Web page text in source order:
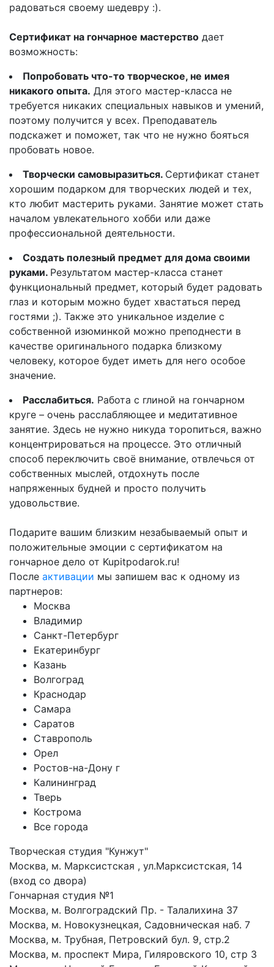
радоваться своему шедевру :).
Сертификат на гончарное мастерство дает
возможность:
Попробовать что-то творческое, не имея
никакого опыта. Для этого мастер-класса не
требуется никаких специальных навыков и умений,
поэтому получится у всех. Преподаватель
подскажет и поможет, так что не нужно бояться
пробовать новое.
Творчески самовыразиться. Сертификат станет
хорошим подарком для творческих людей и тех,
кто любит мастерить руками. Занятие может стать
началом увлекательного хобби или даже
профессиональной деятельности.
Создать полезный предмет для дома своими
руками. Результатом мастер-класса станет
функциональный предмет, который будет радовать
глаз и которым можно будет хвастаться перед
гостями ;). Также это уникальное изделие с
собственной изюминкой можно преподнести в
качестве оригинального подарка близкому
человеку, которое будет иметь для него особое
значение.
Расслабиться. Работа с глиной на гончарном
круге – очень расслабляющее и медитативное
занятие. Здесь не нужно никуда торопиться, важно
концентрироваться на процессе. Это отличный
способ переключить своё внимание, отвлечься от
собственных мыслей, отдохнуть после
напряженных будней и просто получить
удовольствие.
Подарите вашим близким незабываемый опыт и
положительные эмоции с сертификатом на
гончарное дело от Kupitpodarok.ru!
После активации мы запишем вас к одному из
партнеров:
Москва
Владимир
Санкт-Петербург
Екатеринбург
Казань
Волгоград
Краснодар
Самара
Саратов
Ставрополь
Орел
Ростов-на-Дону г
Калининград
Тверь
Кострома
Все города
Творческая студия "Кунжут"
Москва, м. Марксистская , ул.Марксистская, 14
(вход со двора)
Гончарная студия №1
Москва, м. Волгоградский Пр. - Талалихина 37
Москва, м. Новокузнецкая, Садовническая наб. 7
Москва, м. Трубная, Петровский бул. 9, стр.2
Москва, м. проспект Мира, Гиляровского 10, стр 3